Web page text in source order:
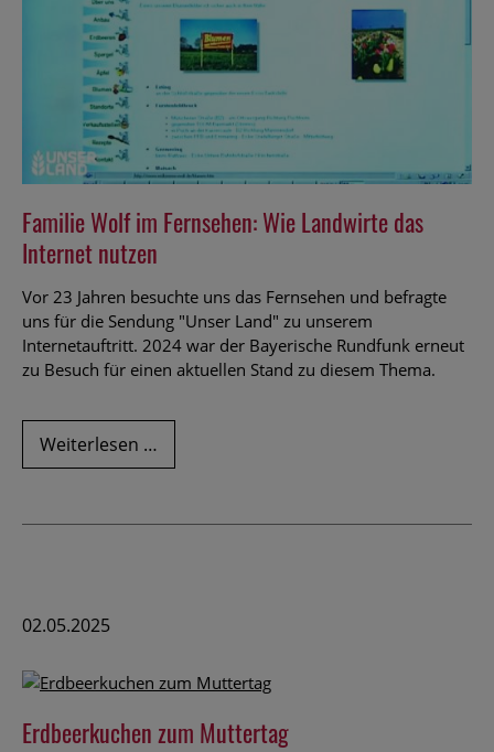
Familie Wolf im Fernsehen: Wie Landwirte das
Internet nutzen
Vor 23 Jahren besuchte uns das Fernsehen und befragte
uns für die Sendung "Unser Land" zu unserem
Internetauftritt. 2024 war der Bayerische Rundfunk erneut
zu Besuch für einen aktuellen Stand zu diesem Thema.
Weiterlesen …
Wolf
02.05.2025
Erdbeerkuchen zum Muttertag